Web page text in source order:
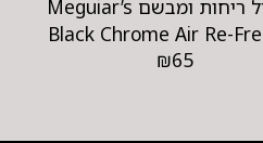
מנטרל ריחות ומבשם Meguiar’s
Black Chrome Air Re-
Odor Odors
₪65